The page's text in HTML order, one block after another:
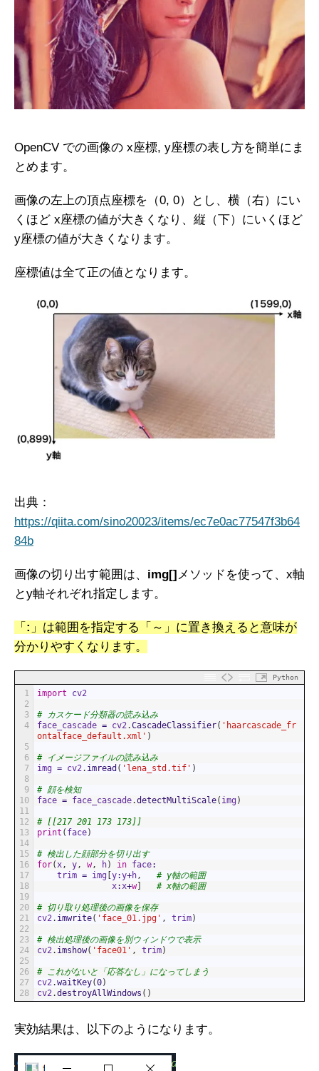
OpenCV での画像の x座標, y座標の表し方を簡単にま
とめます。
画像の左上の頂点座標を（0, 0）とし、横（右）にい
くほど x座標の値が大きくなり、縦（下）にいくほど
y座標の値が大きくなります。
座標値は全て正の値となります。
出典：
https://qiita.com/sino20023/items/ec7e0ac77547f3b64
84b
画像の切り出す範囲は、 img[] メソッドを使って、x軸
とy軸それぞれ指定します。
「 : 」は範囲を指定する「～」に置き換えると意味が
分かりやすくなります。
Python
1
2
3
4
5
6
7
8
9
10
11
12
13
14
15
16
17
18
19
20
21
22
23
24
25
26
27
28
import cv2
# カスケード分類器の読み込み
face_cascade = cv2.CascadeClassifier( 'haarcascade_fr
ontalface_default.xml' )
# イメージファイルの読み込み
img = cv2. imread ( 'lena_std.tif' )
# 顔を検知
face = face_cascade.detectMultiScale( img )
# [[217 201 173 173]]
print ( face)
# 検出した顔部分を切り出す
for(x, y, w, h) in face:
trim = img y:y+h,
# y軸の範囲
x:x+w] # x軸の範囲
# 切り取り処理後の画像を保存
cv2. imwrite( 'face_01.jpg' , trim)
# 検出処理後の画像を別ウィンドウで表示
cv2. imshow( 'face01' , trim)
# これがないと「応答なし」になってしまう
cv2.waitKey(0)
cv2.destroyAllWindows ( )
実効結果は、以下のようになります。